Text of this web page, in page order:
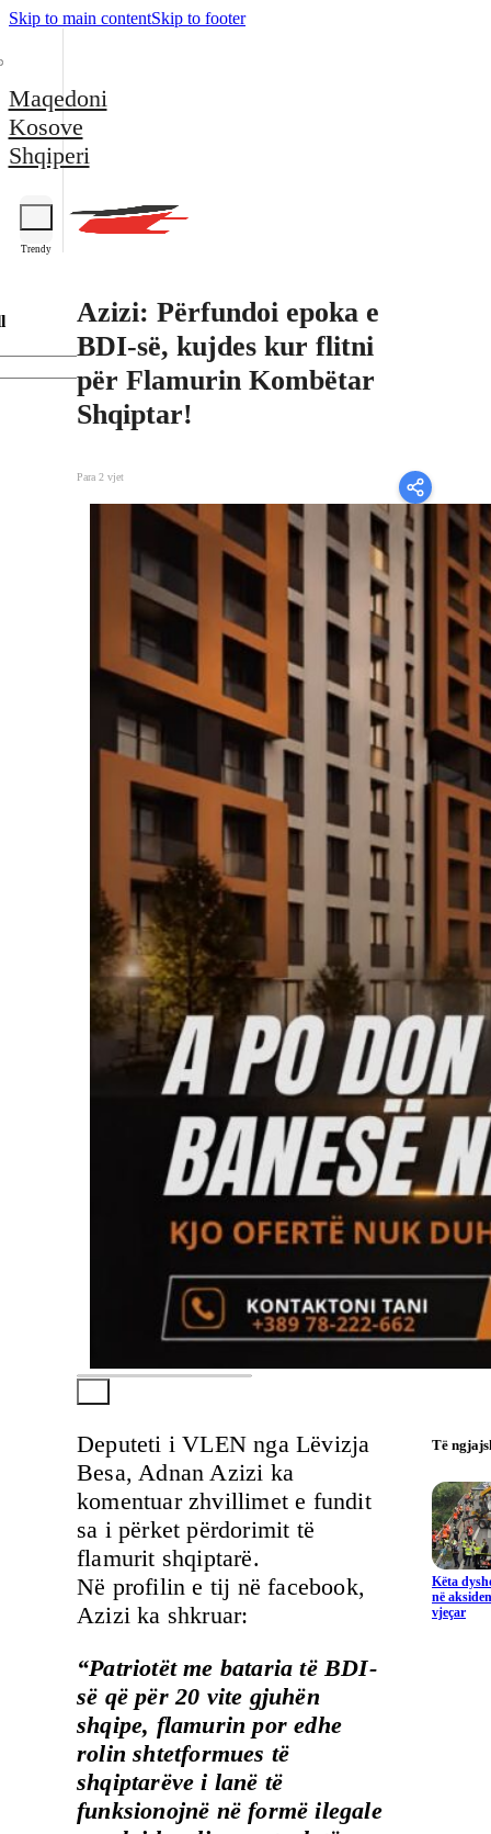
Skip to main contentSkip to footer
Maqedoni
Kosove
Shqiperi
Trendy
Azizi: Përfundoi epoka e
BDI-së, kujdes kur flitni
për Flamurin Kombëtar
Shqiptar!
Para 2 vjet
Deputeti i VLEN nga Lëvizja
Besa, Adnan Azizi ka
komentuar zhvillimet e fundit
sa i përket përdorimit të
flamurit shqiptarë.
Në profilin e tij në facebook,
Azizi ka shkruar:
“Patriotët me bataria të BDI-
së që për 20 vite gjuhën
shqipe, flamurin por edhe
rolin shtetformues të
shqiptarëve i lanë të
funksionojnë në formë ilegale
Të
Këta
në
vjeçar